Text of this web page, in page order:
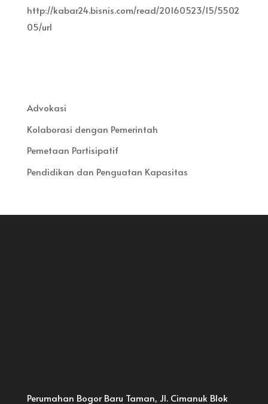
http://kabar24.bisnis.com/read/20160523/15/5502
05/url
Advokasi
Kolaborasi dengan Pemerintah
Pemetaan Partisipatif
Pendidikan dan Penguatan Kapasitas
Perumahan Bogor Baru Taman, Jl. Cimanuk Blok